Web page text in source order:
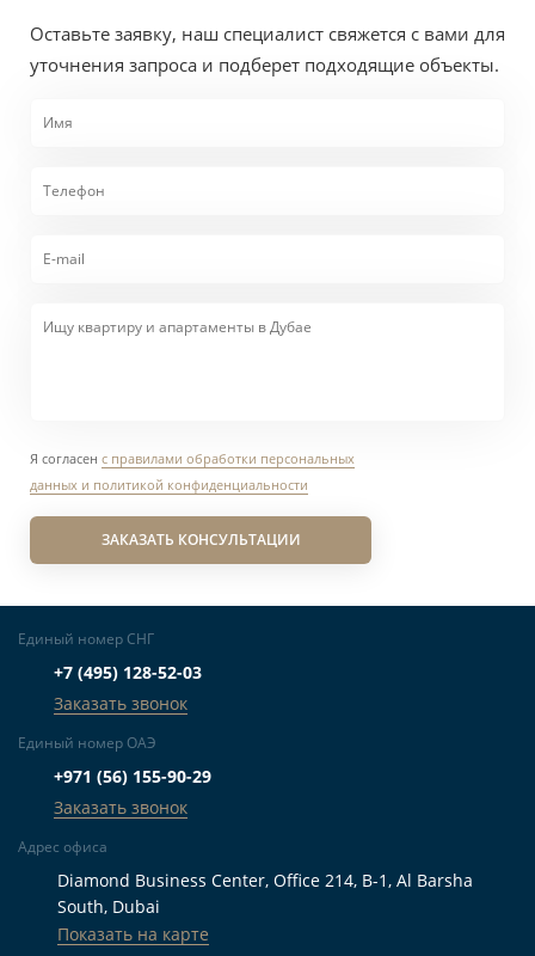
документов по конкретному лоту?Как мы
подбираем объекты в этом районе →
Оставьте заявку, наш специалист свяжется с вами для
уточнения запроса и подберет подходящие объекты.
ЗАКАЗАТЬ КОНСУЛЬТАЦИИ
Я согласен с правилами обработки персональных
данных и политикой конфиденциальности
Единый номер СНГ
+7 (495) 128-52-03
Заказать звонок
Единый номер ОАЭ
+971 (56) 155-90-29
Заказать звонок
Адрес офиса
Diamond Business Center, Office 214, B-1, Al Barsha
South, Dubai
Показать на карте